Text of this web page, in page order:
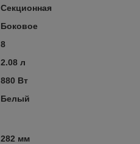
Секционная
Боковое
8
2.08 л
880 Вт
Белый
282 мм